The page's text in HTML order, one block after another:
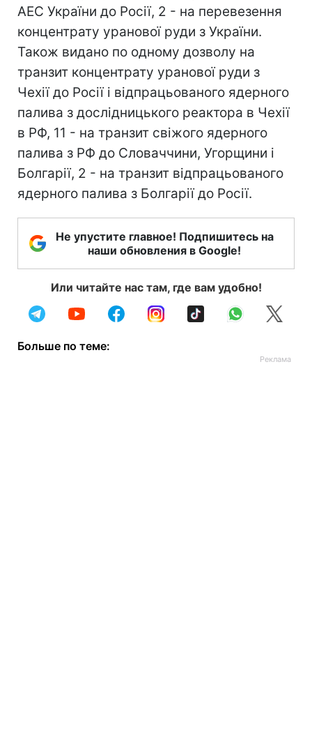
АЕС України до Росії, 2 - на перевезення
концентрату уранової руди з України.
Також видано по одному дозволу на
транзит концентрату уранової руди з
Чехії до Росії і відпрацьованого ядерного
палива з дослідницького реактора в Чехії
в РФ, 11 - на транзит свіжого ядерного
палива з РФ до Словаччини, Угорщини і
Болгарії, 2 - на транзит відпрацьованого
ядерного палива з Болгарії до Росії.
Не упустите главное! Подпишитесь на
наши обновления в Google!
Или читайте нас там, где вам удобно!
Больше по теме: